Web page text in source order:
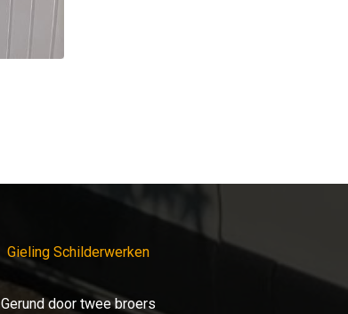
Gieling Schilderwerken
Gerund door twee broers